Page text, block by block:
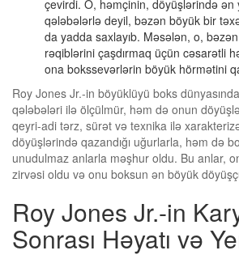
çevirdi. O, həmçinin, döyüşlərində ən
qələbələrlə deyil, bəzən böyük bir
da yadda saxlayıb. Məsələn, o,
rəqiblərini çaşdırmaq üçün cəsarətli
ona bokssevərlərin böyük hörmətini
Roy Jones Jr.-in böyüklüyü boks
qələbələri ilə ölçülmür, həm də onun
qeyri-adi tərz, sürət və texnika ilə
döyüşlərində qazandığı uğurlarla, həm də
unudulmaz anlarla məşhur oldu. Bu anlar,
zirvəsi oldu və onu boksun ən böyük
Roy Jones Jr.-in
Sonrası Həyatı və